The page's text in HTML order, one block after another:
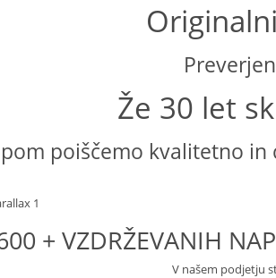
Že 30 let
poiščemo kvalitetno
+ VZDRŽEVANIH
V našem podjetju